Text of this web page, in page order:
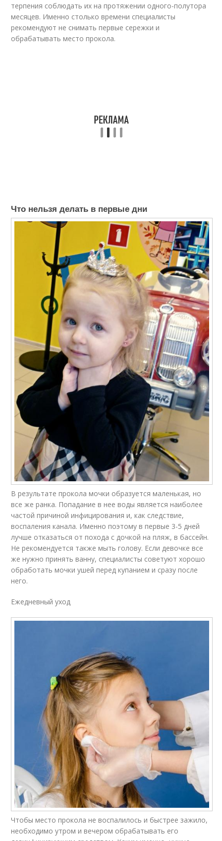
терпения соблюдать их на протяжении одного-полутора
месяцев. Именно столько времени специалисты
рекомендуют не снимать первые сережки и
обрабатывать место прокола.
Что нельзя делать в первые дни
В результате прокола мочки образуется маленькая, но
все же ранка. Попадание в нее воды является наиболее
частой причиной инфицирования и, как следствие,
воспаления канала. Именно поэтому в первые 3-5 дней
лучше отказаться от похода с дочкой на пляж, в бассейн.
Не рекомендуется также мыть голову. Если девочке все
же нужно принять ванну, специалисты советуют хорошо
обработать мочки ушей перед купанием и сразу после
него.
Ежедневный уход
Чтобы место прокола не воспалилось и быстрее зажило,
необходимо утром и вечером обрабатывать его